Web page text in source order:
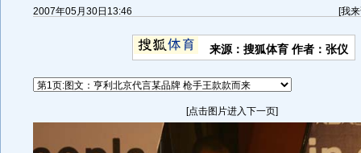
2007年05月30日13:46 [我
来源：搜狐体育 作者：张仪
[点击图片进入下一页]